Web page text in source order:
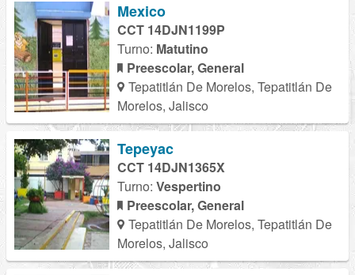
Mexico
CCT 14DJN1199P
Turno: Matutino
Preescolar, General
Tepatitlán De Morelos, Tepatitlán De
Morelos, Jalisco
Tepeyac
CCT 14DJN1365X
Turno: Vespertino
Preescolar, General
Tepatitlán De Morelos, Tepatitlán De
Morelos, Jalisco